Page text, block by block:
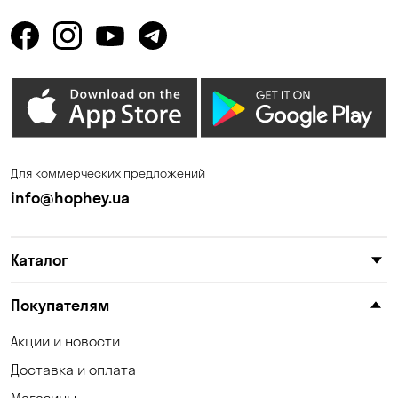
Гостомель
Зазимье Запорожье
Каменные Потоки
Клинцы
Корсунцы
Коцюбинское
Для коммерческих предложений
info@hophey.ua
Каталог
Покупателям
Акции и новости
Доставка и оплата